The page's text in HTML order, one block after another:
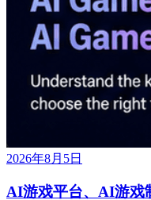
2026年8月5日
AI游戏平台、AI游戏